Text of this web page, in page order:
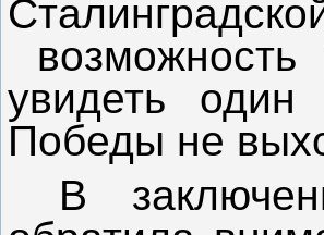
увидеть
Победы не
В